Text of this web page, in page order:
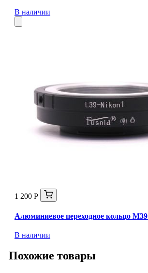
В наличии
1 200 Р
Алюминиевое переходное кольцо
В наличии
Похожие товары